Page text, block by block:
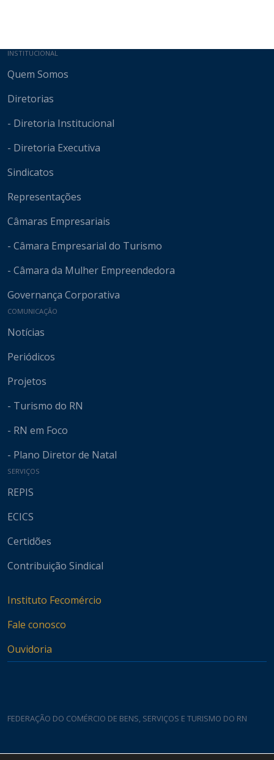
Mapa do site
INSTITUCIONAL
Quem Somos
Diretorias
- Diretoria Institucional
- Diretoria Executiva
Sindicatos
Representações
Câmaras Empresariais
- Câmara Empresarial do Turismo
- Câmara da Mulher Empreendedora
Governança Corporativa
COMUNICAÇÃO
Notícias
Periódicos
Projetos
- Turismo do RN
- RN em Foco
- Plano Diretor de Natal
SERVIÇOS
REPIS
ECICS
Certidões
Contribuição Sindical
Instituto Fecomércio
Fale conosco
Ouvidoria
FEDERAÇÃO DO COMÉRCIO DE BENS, SERVIÇOS E TURISMO DO RN